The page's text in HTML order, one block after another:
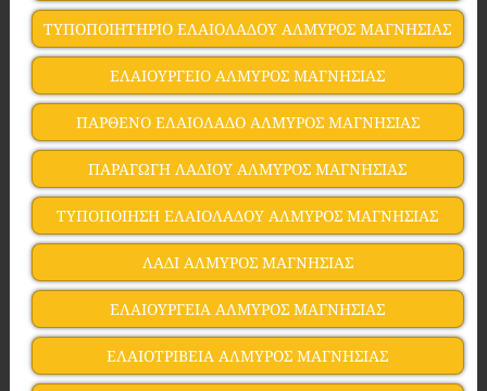
ΤΥΠΟΠΟΙΗΤΗΡΙΟ ΕΛΑΙΟΛΑΔΟΥ ΑΛΜΥΡΟΣ ΜΑΓΝΗΣΙΑΣ
ΕΛΑΙΟΥΡΓΕΙΟ ΑΛΜΥΡΟΣ ΜΑΓΝΗΣΙΑΣ
ΠΑΡΘΕΝΟ ΕΛΑΙΟΛΑΔΟ ΑΛΜΥΡΟΣ ΜΑΓΝΗΣΙΑΣ
ΠΑΡΑΓΩΓΗ ΛΑΔΙΟΥ ΑΛΜΥΡΟΣ ΜΑΓΝΗΣΙΑΣ
ΤΥΠΟΠΟΙΗΣΗ ΕΛΑΙΟΛΑΔΟΥ ΑΛΜΥΡΟΣ ΜΑΓΝΗΣΙΑΣ
ΛΑΔΙ ΑΛΜΥΡΟΣ ΜΑΓΝΗΣΙΑΣ
ΕΛΑΙΟΥΡΓΕΙΑ ΑΛΜΥΡΟΣ ΜΑΓΝΗΣΙΑΣ
ΕΛΑΙΟΤΡΙΒΕΙΑ ΑΛΜΥΡΟΣ ΜΑΓΝΗΣΙΑΣ